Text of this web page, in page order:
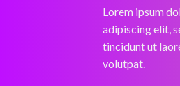
Lorem ipsum
adipiscing elit,
tincidunt ut
volutpat.